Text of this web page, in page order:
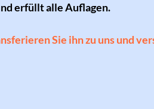
erfüllt alle Auflagen.
Sie ihn zu uns und